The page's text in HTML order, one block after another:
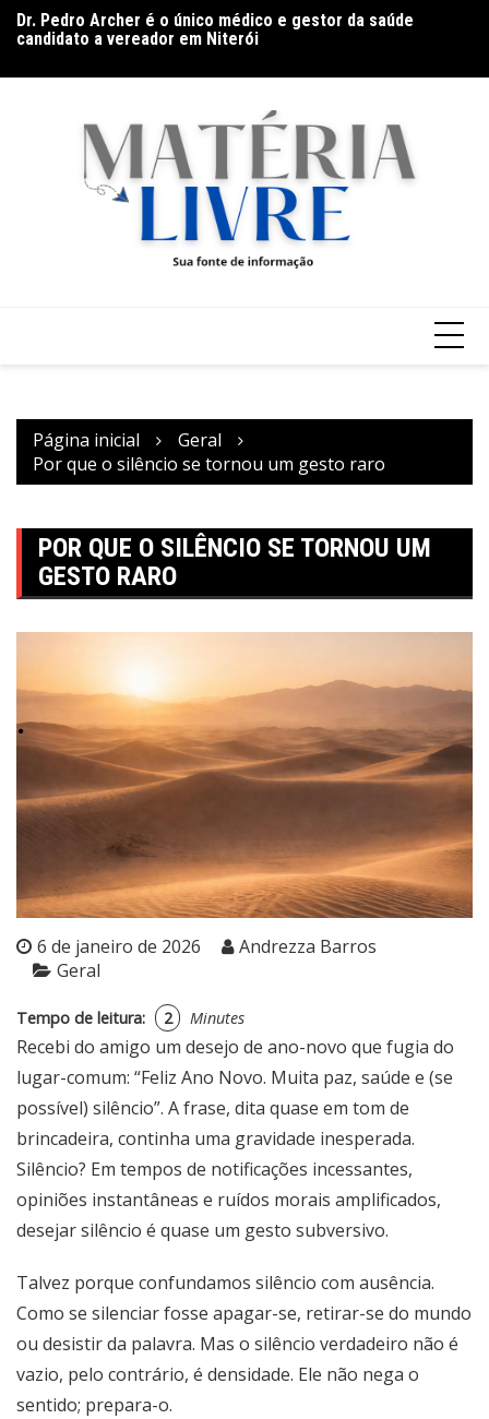
para
conteúdo
Dr. Pedro Archer é o único médico e gestor da saúde
candidato a vereador em Niterói
Página inicial
Geral
Por que o silêncio se tornou um gesto raro
POR QUE O SILÊNCIO SE TORNOU UM
GESTO RARO
6 de janeiro de 2026
Andrezza Barros
Geral
Tempo de leitura: 2 Minutes
Recebi do amigo um desejo de ano-novo que fugia do
lugar-comum: “Feliz Ano Novo. Muita paz, saúde e (se
possível) silêncio”. A frase, dita quase em tom de
brincadeira, continha uma gravidade inesperada.
Silêncio? Em tempos de notificações incessantes,
opiniões instantâneas e ruídos morais amplificados,
desejar silêncio é quase um gesto subversivo.
Talvez porque confundamos silêncio com ausência.
Como se silenciar fosse apagar-se, retirar-se do mundo
ou desistir da palavra. Mas o silêncio verdadeiro não é
vazio, pelo contrário, é densidade. Ele não nega o
sentido; prepara-o.